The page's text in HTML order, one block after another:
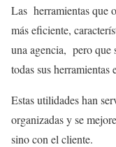
Las herramientas que
más eficiente,
una agencia, pero que
todas sus herramientas
Estas utilidades han
organizadas y se
sino con el cliente.